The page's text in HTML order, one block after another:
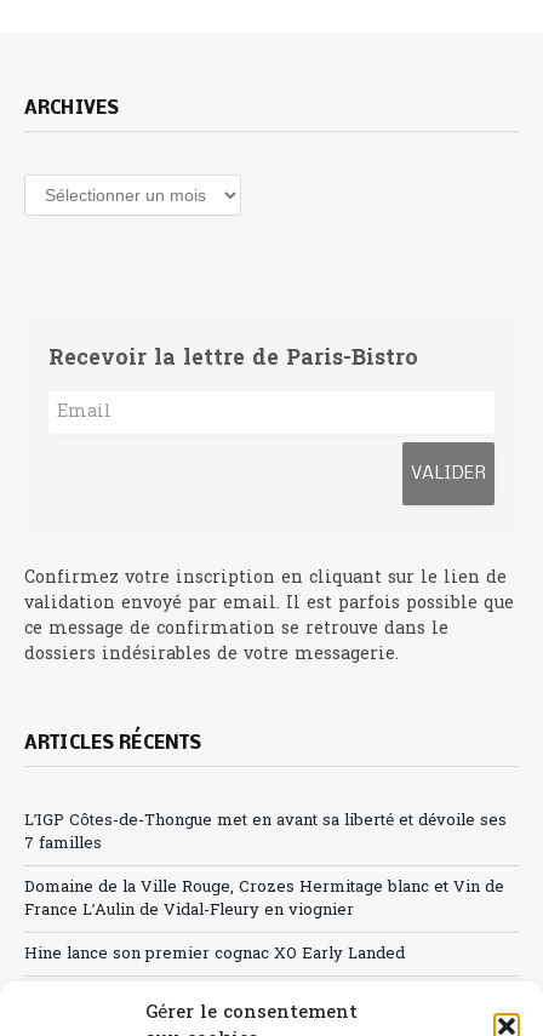
Gérer le consentement
ARCHIVES
Archives
Recevoir la lettre de Paris-Bistro
Confirmez votre inscription en cliquant sur le lien de
validation envoyé par email. Il est parfois possible que
ce message de confirmation se retrouve dans le
dossiers indésirables de votre messagerie.
ARTICLES RÉCENTS
L’IGP Côtes-de-Thongue met en avant sa liberté et dévoile ses
7 familles
Domaine de la Ville Rouge, Crozes Hermitage blanc et Vin de
France L’Aulin de Vidal-Fleury en viognier
Hine lance son premier cognac XO Early Landed
Canicule : A quand le CHR à « l’heure espagnole » ?